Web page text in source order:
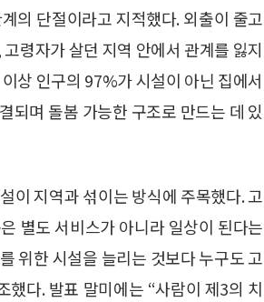
의 단절이라고 지적했다. 외출이 줄고
령자가 살던 지역 안에서 관계를 잃지
상 인구의 97%가 시설이 아닌 집에서
되며 돌봄 가능한 구조로 만드는 데 있
이 지역과 섞이는 방식에 주목했다. 고
별도 서비스가 아니라 일상이 된다는
위한 시설을 늘리는 것보다 누구도 고
다. 발표 말미에는 “사람이 제3의 치